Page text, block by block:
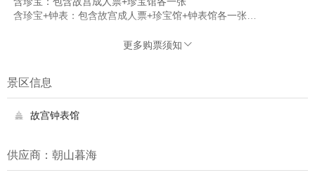
含珍宝+钟表：包含故宫成人票+珍宝馆+钟表馆各一张
更多购票须知 
景区信息
 故宫钟表馆
供应商：朝山暮海